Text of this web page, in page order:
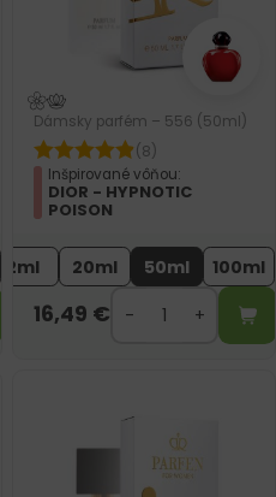
Dámsky parfém – 556 (50ml)
(8)
Inšpirované vôňou:
DIOR - HYPNOTIC
POISON
2ml 20ml 50ml 100ml
16,49 €